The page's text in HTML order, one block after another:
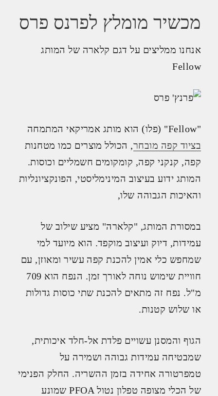
מכשיר מומלץ לפרנס פרס
אנחנו ממליצים על דגם קלארה של המותג
Fellow
בציוד קפה מובחר, הכולל מוצרים כמו מטחנות
קפה, קנקני קפה, קומקומים חשמליים וכוסות.
המותג ידוע בעיצוב המינימליסטי, הפונקציונליות
והאיכות הגבוהה שלו,
במסורת המותג, "קלארה" מציע שילוב של
עמידות, דיוק ועיצוב מוקפד. הוא מיועד למי
שמחפש כלי אמין להכנת קפה עשיר ומאוזן, עם
חוויית שימוש נוחה לאורך זמן. הנפח הוא 709
מ"ל. נפח זה מתאים להכנת שתי כוסות גדולות
או שלוש קטנות.
הגוף והמסנן עשויים פלדת אל-חלד איכותית,
שמבטיחה עמידות גבוהה ושמירה על
טמפרטורה אחידה בזמן ההשריה. החלק הפנימי
של הכלי מצופה טפלון נטול PFOA שמונע